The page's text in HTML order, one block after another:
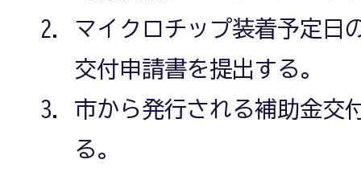
マイクロチップ装着予定日
交付申請書を提出する。
市から発行される補助金交
る。